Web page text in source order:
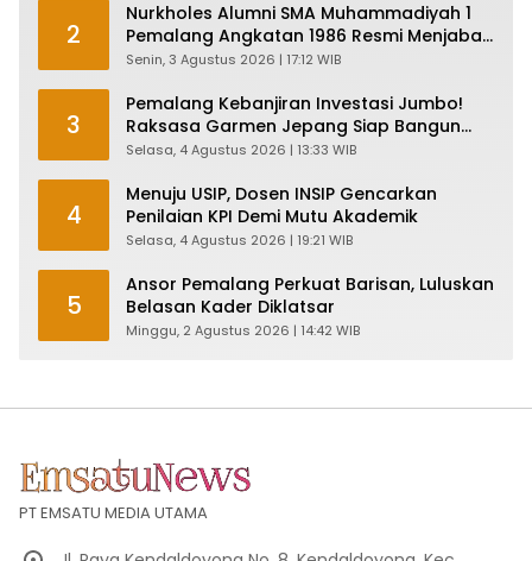
2
Nurkholes Alumni SMA Muhammadiyah 1
Pemalang Angkatan 1986 Resmi Menjabat
Plt Bupati, Inilah Pesan Ketua Asmam 86
Senin, 3 Agustus 2026 | 17:12 WIB
3
Pemalang Kebanjiran Investasi Jumbo!
Raksasa Garmen Jepang Siap Bangun
Pabrik dan Serap Ribuan Tenaga Kerja
Selasa, 4 Agustus 2026 | 13:33 WIB
4
Menuju USIP, Dosen INSIP Gencarkan
Penilaian KPI Demi Mutu Akademik
Selasa, 4 Agustus 2026 | 19:21 WIB
5
Ansor Pemalang Perkuat Barisan, Luluskan
Belasan Kader Diklatsar
Minggu, 2 Agustus 2026 | 14:42 WIB
PT EMSATU MEDIA UTAMA